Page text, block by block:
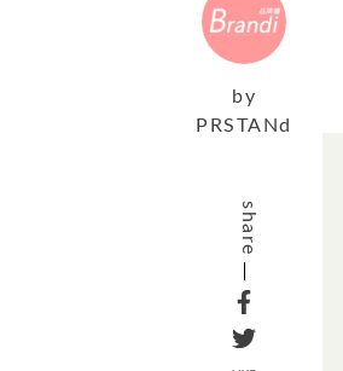
by
PRSTANd
share